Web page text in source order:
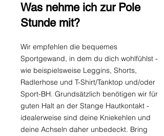
Was nehme ich zur Pole
Stunde mit?
Wir empfehlen die bequemes
Sportgewand, in dem du dich wohlfühlst -
wie beispielsweise Leggins, Shorts,
Radlerhose und T-Shirt/Tanktop und/oder
Sport-BH. Grundsätzlich benötigen wir für
guten Halt an der Stange Hautkontakt -
idealerweise sind deine Kniekehlen und
deine Achseln daher unbedeckt. Bring